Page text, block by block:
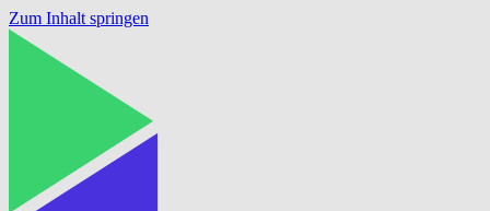
Zum Inhalt springen